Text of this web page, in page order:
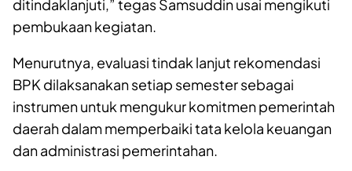
ditindaklanjuti,” tegas Samsuddin usai mengikuti
pembukaan kegiatan.
Menurutnya, evaluasi tindak lanjut rekomendasi
BPK dilaksanakan setiap semester sebagai
instrumen untuk mengukur komitmen pemerintah
daerah dalam memperbaiki tata kelola keuangan
dan administrasi pemerintahan.